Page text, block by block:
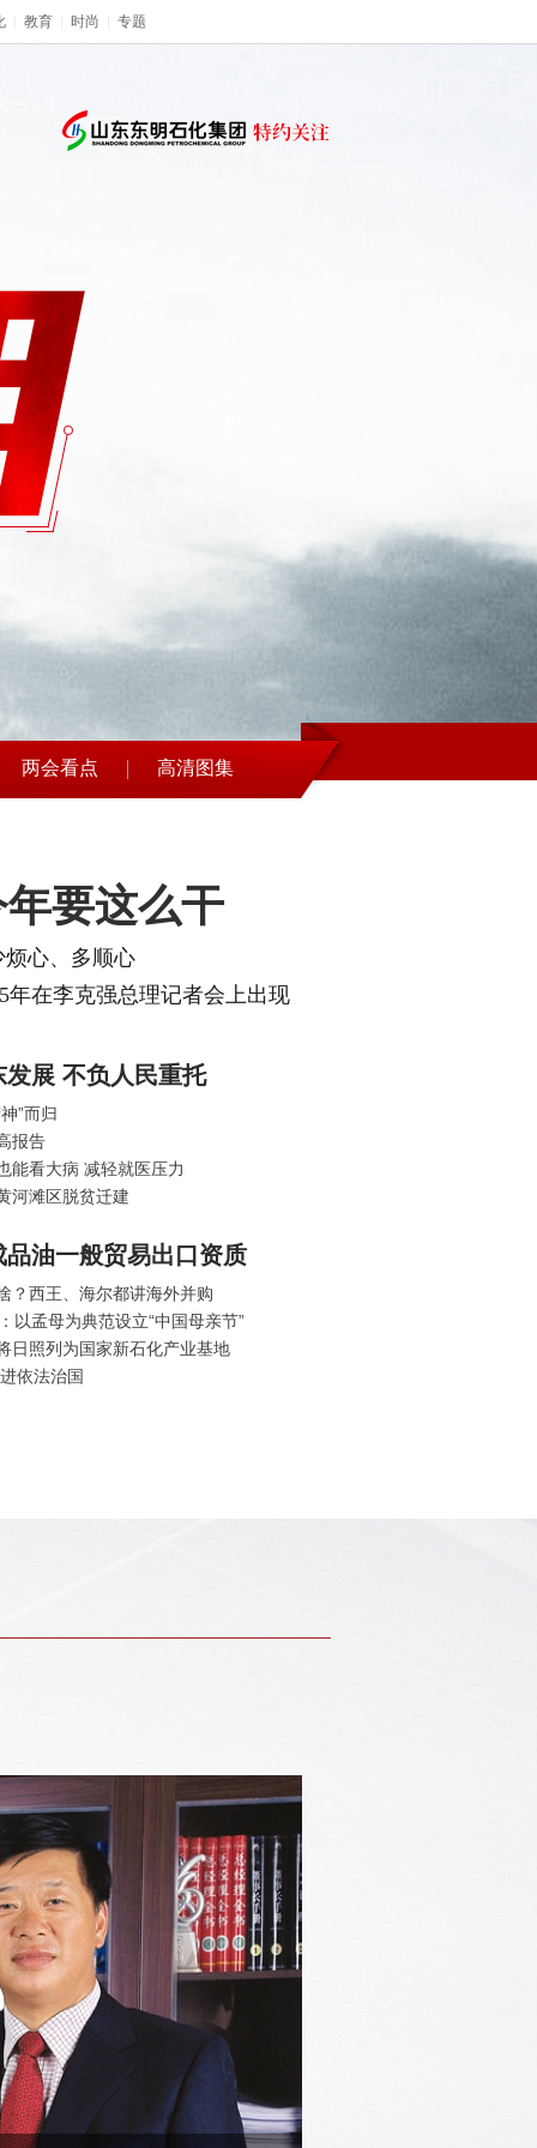
教育 时尚 专题
两会看点 高清图集
要这么干
心、多顺心
年在李克强总理记者会上出现
展 不负人民重托
”而归
报告
能看大病 减轻就医压力
河滩区脱贫迁建
油一般贸易出口资质
？西王、海尔都讲海外并购
以孟母为典范设立“中国母亲节”
日照列为国家新石化产业基地
依法治国